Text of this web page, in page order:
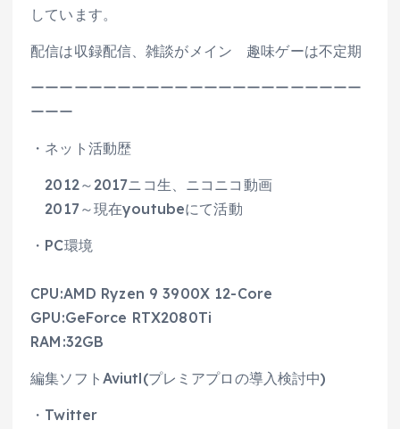
しています。
配信は収録配信、雑談がメイン 趣味ゲーは不定期
ーーーーーーーーーーーーーーーーーーーーーーー
ーーー
・ネット活動歴
2012～2017ニコ生、ニコニコ動画
2017～現在youtubeにて活動
・PC環境
CPU:AMD Ryzen 9 3900X 12-Core
GPU:GeForce RTX2080Ti
RAM:32GB
編集ソフトAviutl(プレミアプロの導入検討中)
・Twitter